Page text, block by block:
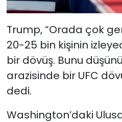
Trump, “Orada çok
20-25 bin kişinin
bir dövüş. Bunu
arazisinde bir UFC
dedi.
Washington’daki